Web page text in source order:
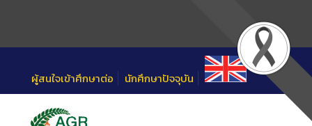
ผู้สนใจเข้าศึกษาต่อ นักศึกษาปัจจุบัน